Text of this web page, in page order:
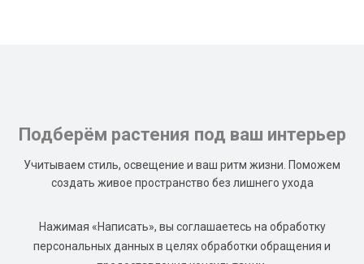
Подберём растения под ваш интерьер
Учитываем стиль, освещение и ваш ритм жизни. Поможем
создать живое пространство без лишнего ухода
Нажимая «Написать», вы соглашаетесь на обработку
персональных данных в целях обработки обращения и